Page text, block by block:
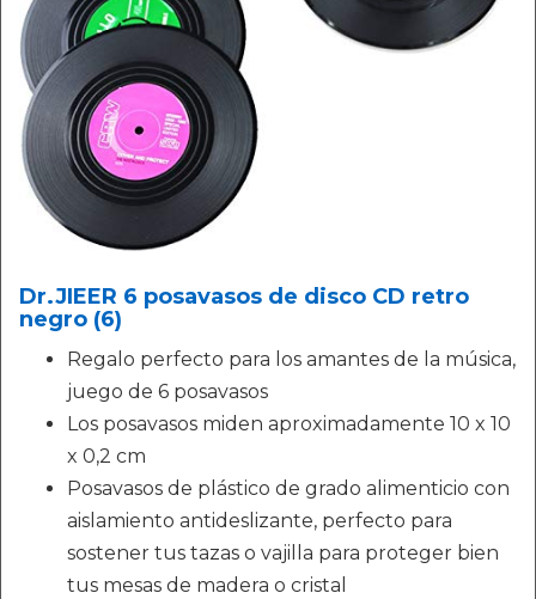
Dr.JIEER 6 posavasos de disco CD retro
negro (6)
Regalo perfecto para los amantes de la música,
juego de 6 posavasos
Los posavasos miden aproximadamente 10 x 10
x 0,2 cm
Posavasos de plástico de grado alimenticio con
aislamiento antideslizante, perfecto para
sostener tus tazas o vajilla para proteger bien
tus mesas de madera o cristal